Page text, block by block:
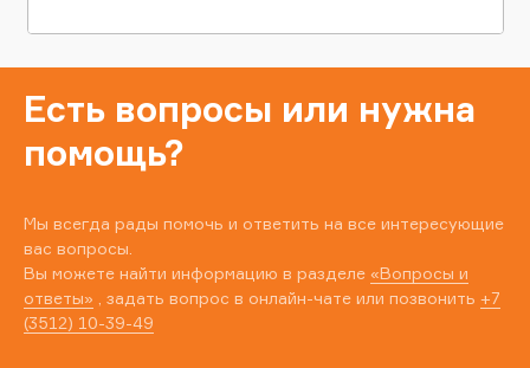
Есть вопросы или нужна
помощь?
Мы всегда рады помочь и ответить на все интересующие
вас вопросы.
Вы можете найти информацию в разделе «Вопросы и
ответы» , задать вопрос в онлайн-чате или позвонить +7
(3512) 10-39-49